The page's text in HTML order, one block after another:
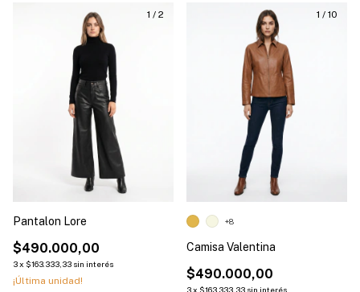
1 / 2
Pantalon Lore
$490.000,00
3x $163.333,33 sin interés
¡Última unidad!
1 / 10
Camisa Valentina
$490.000,00
3x $163.333,33 sin interés
+8